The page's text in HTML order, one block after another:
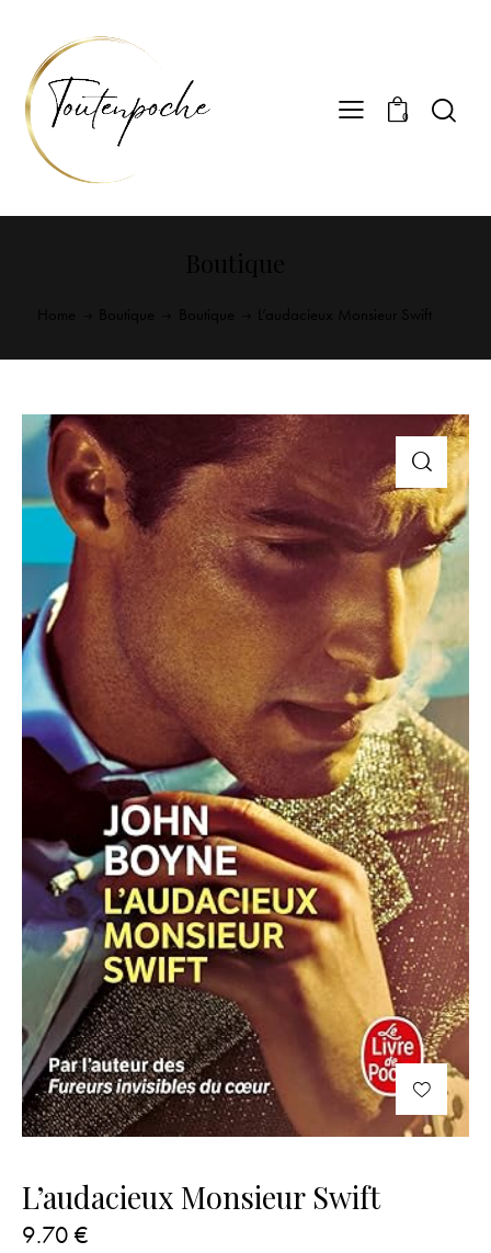
0
L’audacieux Monsieur Swift
9.70 €